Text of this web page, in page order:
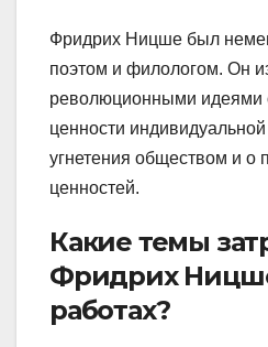
Фридрих Ницше был
поэтом и филологом. Он
революционными
ценности
угнетения обществом и о
ценностей.
Какие темы
Фридрих
работах?